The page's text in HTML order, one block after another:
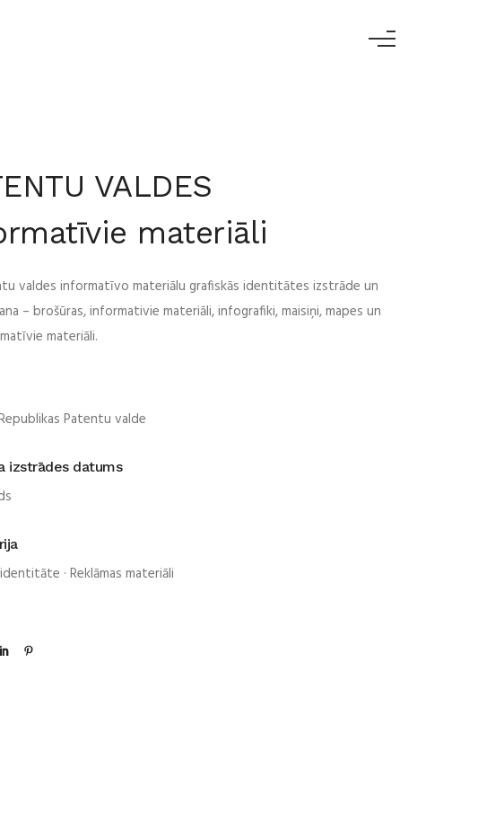
VALDES
materiāli
valdes informatīvo materiālu grafiskās identitātes izstrāde un
– brošūras, informativie materiāli, infografiki, maisiņi, mapes un
materiāli.
Patentu valde
izstrādes datums
· Reklāmas materiāli